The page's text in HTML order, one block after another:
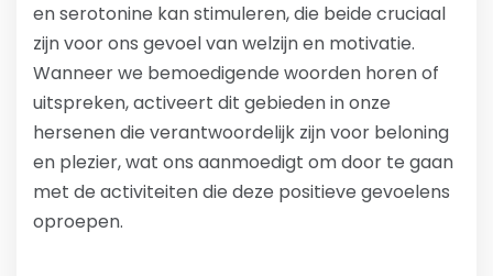
en serotonine kan stimuleren, die beide cruciaal
zijn voor ons gevoel van welzijn en motivatie.
Wanneer we bemoedigende woorden horen of
uitspreken, activeert dit gebieden in onze
hersenen die verantwoordelijk zijn voor beloning
en plezier, wat ons aanmoedigt om door te gaan
met de activiteiten die deze positieve gevoelens
oproepen.